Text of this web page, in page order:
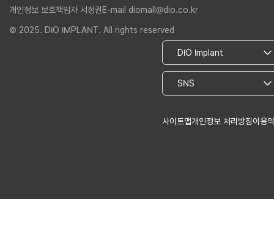
개인정보 보호책임자 서정권 E-mail diomall@dio.co.kr
© 2025. DIO IMPLANT. All rights reserved
사이트맵개인정보 처리방침이용